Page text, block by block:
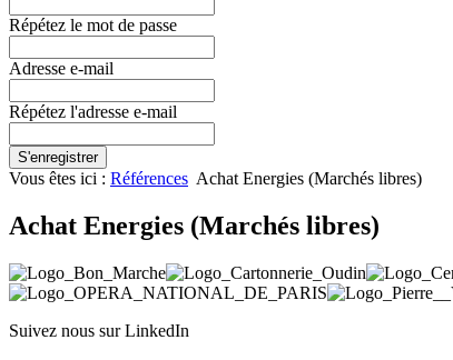
Répétez le mot de passe
Adresse e-mail
Répétez l'adresse e-mail
S'enregistrer
Vous êtes ici : Références Achat Energies (Marchés libres)
Achat Energies (Marchés libres)
Suivez nous sur LinkedIn